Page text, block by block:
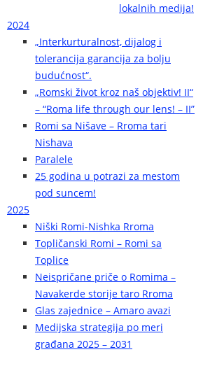
lokalnih medija!
2024
„Interkurturalnost, dijalog i
tolerancija garancija za bolju
budućnost“.
„Romski život kroz naš objektiv! II“
– “Roma life through our lens! – II”
Romi sa Nišave – Rroma tari
Nishava
Paralele
25 godina u potrazi za mestom
pod suncem!
2025
Niški Romi-Nishka Rroma
Topličanski Romi – Romi sa
Toplice
Neispričane priče o Romima –
Navakerde storije taro Rroma
Glas zajednice – Amaro avazi
Medijska strategija po meri
građana 2025 – 2031